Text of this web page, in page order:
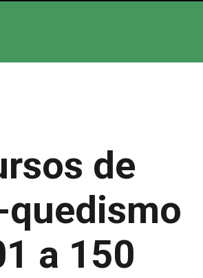
de
quedismo
a 150